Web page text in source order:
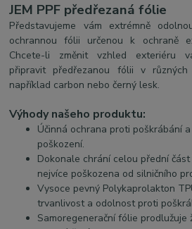
JEM PPF předřezaná fólie
Představujeme vám extrémně
ochrannou fólii určenou k ochraně
Chcete-li změnit vzhled exteriéru
připravit předřezanou fólii v různých
například carbon nebo černý lesk.
Výhody našeho produktu:
Účinná ochrana proti poškrábání
poškození.
Dokonale chrání celou přední
nejvíce poškozena od silničního
Vysoce pevný Polykaprolakton
trvanlivost a odolnost proti
Samoregenerační fólie prodlužuje